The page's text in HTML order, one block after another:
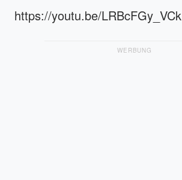
https://youtu.be/LRBcFGy_VCk
WERBUNG